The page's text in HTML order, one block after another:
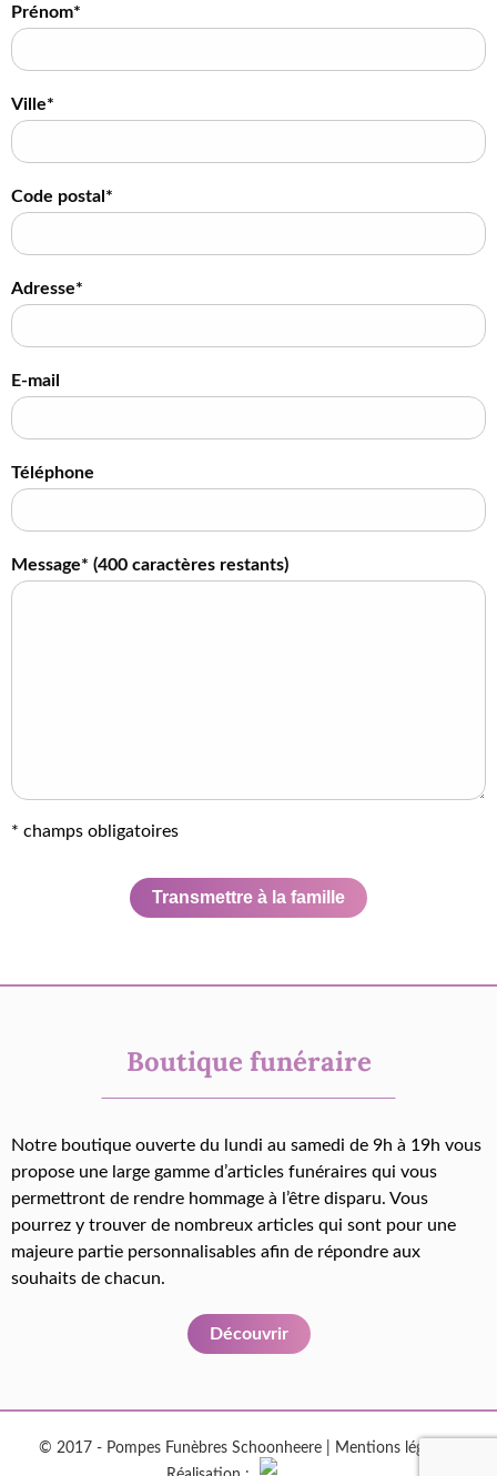
Prénom*
Ville*
Code postal*
Adresse*
E-mail
Téléphone
Message* (400 caractères restants)
* champs obligatoires
Transmettre à la famille
Boutique funéraire
Notre boutique ouverte du lundi au samedi de 9h à 19h vous
propose une large gamme d’articles funéraires qui vous
permettront de rendre hommage à l’être disparu. Vous
pourrez y trouver de nombreux articles qui sont pour une
majeure partie personnalisables afin de répondre aux
souhaits de chacun.
Découvrir
© 2017 - Pompes Funèbres Schoonheere | Mentions légales